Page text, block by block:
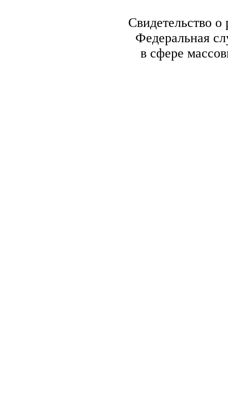
Свидетельство
Федеральная
в сфере